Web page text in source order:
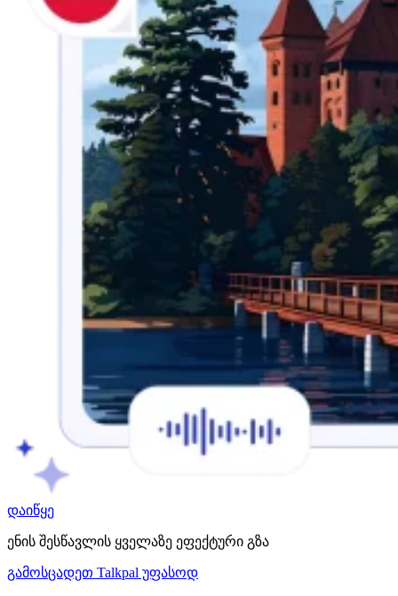
დაიწყე
ენის შესწავლის ყველაზე ეფექტური გზა
გამოსცადეთ Talkpal უფასოდ